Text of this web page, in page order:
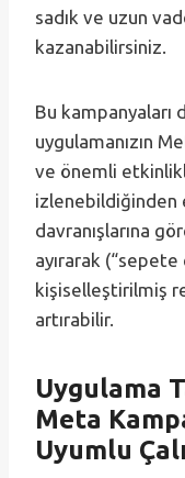
sadık ve uzun
kazanabilirsiniz.
Bu kampanyaları
uygulamanızın
ve önemli
izlenebildiğinden
davranışlarına
ayırarak
kişiselleştirilmiş
artırabilir.
Uygulama
Meta
Uyumlu